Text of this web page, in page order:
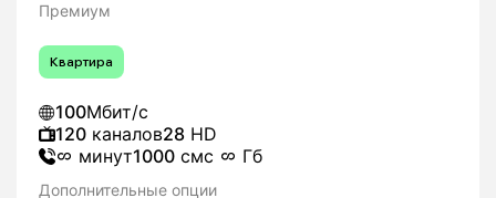
Премиум
Квартира
100Мбит/с
120 каналов28 HD
минут1000 смс Гб
Дополнительные опции